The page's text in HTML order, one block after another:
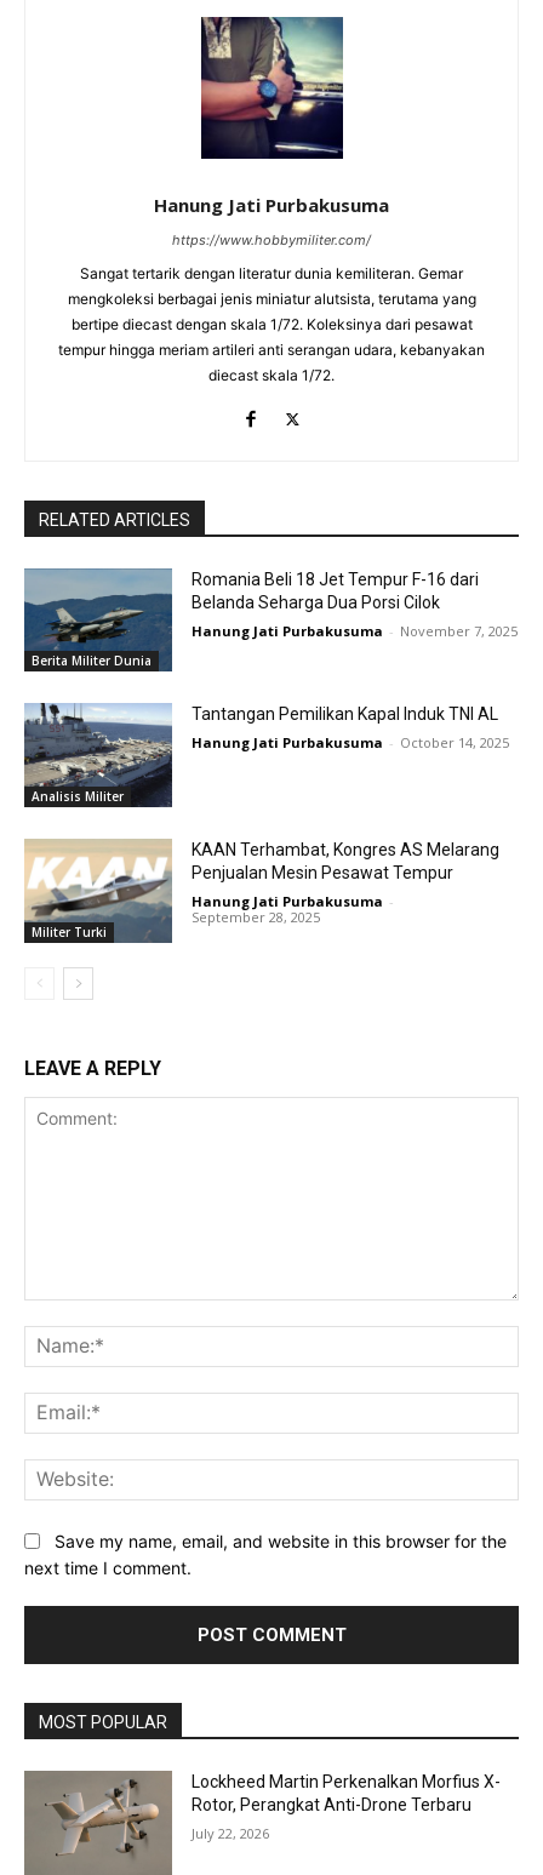
Hanung Jati Purbakusuma
https://www.hobbymiliter.com/
Sangat tertarik dengan literatur dunia kemiliteran. Gemar
mengkoleksi berbagai jenis miniatur alutsista, terutama yang
bertipe diecast dengan skala 1/72. Koleksinya dari pesawat
tempur hingga meriam artileri anti serangan udara, kebanyakan
diecast skala 1/72.
RELATED ARTICLES
Berita Militer Dunia
Romania Beli 18 Jet Tempur F-16 dari
Belanda Seharga Dua Porsi Cilok
Hanung Jati Purbakusuma - November 7, 2025
Analisis Militer
Tantangan Pemilikan Kapal Induk TNI AL
Hanung Jati Purbakusuma - October 14, 2025
Militer Turki
KAAN Terhambat, Kongres AS Melarang
Penjualan Mesin Pesawat Tempur
Hanung Jati Purbakusuma -
September 28, 2025
LEAVE A REPLY
Save my name, email, and website in this browser for the
next time I comment.
MOST POPULAR
Lockheed Martin Perkenalkan Morfius X-
Rotor, Perangkat Anti-Drone Terbaru
July 22, 2026